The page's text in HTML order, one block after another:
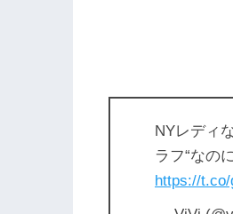
NYレディ
ラフ“なの
https://